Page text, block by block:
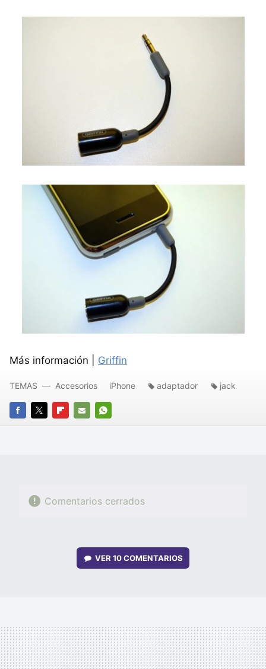
Más información | Griffin
FACEBOOK
TWITTERFLIPBOARD
E-
WHATSAPP
TEMAS Accesorios iPhone adaptador jack
Comentarios cerrados
VER 10 COMENTARIOS